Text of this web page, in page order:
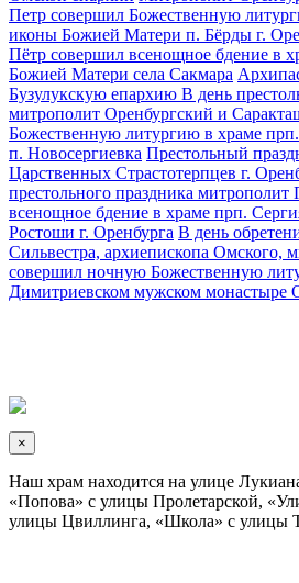
Петр совершил Божественную
иконы Божией Матери п. Бёрды г.
Пётр совершил всенощное бдение в
Божией Матери села Сакмара
Бузулукскую епархию В день
митрополит Оренбургский и
Божественную литургию в храме
п. Новосергиевка Престольный
Царственных Страстотерпцев г.
престольного праздника митрополит
всенощное бдение в храме прп.
Ростоши г. Оренбурга В день
Сильвестра, архиепископа Омского,
совершил ночную Божественную
Димитриевском мужском монастыре
×
Наш храм находится на улице
«Попова» с улицы Пролетарской,
улицы Цвиллинга, «Школа» с улицы